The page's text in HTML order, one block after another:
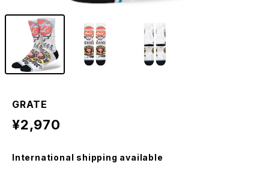
GRATE
¥2,970
International shipping available